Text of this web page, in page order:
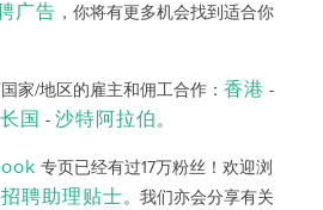
广告 ，你将有更多机会找到适合你
家/地区的雇主和佣工合作： 香港 -
国 - 沙特阿拉伯。
专页已经有过17万粉丝！欢迎浏
聘助理贴士。我们亦会分享有关